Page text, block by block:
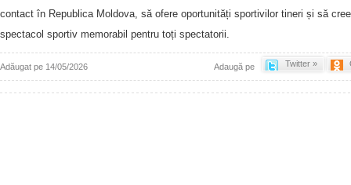
contact în Republica Moldova, să ofere oportunități sportivilor tineri și să
spectacol sportiv memorabil pentru toți spectatorii.
Adăugat pe 14/05/2026 Twitter »
Adaugă pe